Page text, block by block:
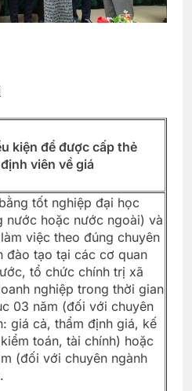
kiện để được cấp thẻ
viên về giá
tốt nghiệp đại học
nước hoặc nước ngoài) và
việc theo đúng chuyên
đào tạo tại các cơ quan
tổ chức chính trị xã
nghiệp trong thời gian
03 năm (đối với chuyên
giá cả, thẩm định giá, kế
toán, tài chính) hoặc
(đối với chuyên ngành